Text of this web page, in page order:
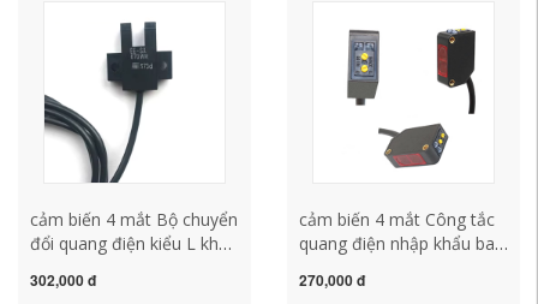
độ nước cảm biến va
chạm steelmate
xe ô tô
cảm biến 4 mắt Bộ chuyển
đổi quang điện kiểu L khe
670A / 3 / SX674P-WR
302,000 đ
cảm biến 4 mắt Công tắc
quang điện nhập khẩu ban
R61 R81 T61 LS61LS81
270,000 đ